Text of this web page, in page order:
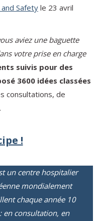
Safety le 23 avril
aviez une baguette
votre prise en charge
suivis pour des
3600 idées classées
consultations, de
!
un centre hospitalier
mondialement
chaque année 10
en consultation, en